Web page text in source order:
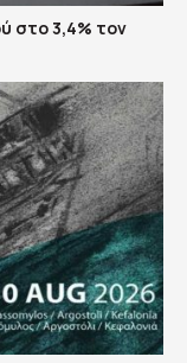
στο 3,4% τον